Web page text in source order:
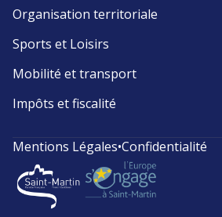
Organisation territoriale
Sports et Loisirs
Mobilité et transport
Impôts et fiscalité
Mentions Légales•Confidentialité